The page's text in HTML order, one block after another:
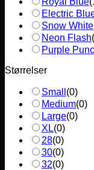
Electric
Snow White
Neon Flash(
Purple
Størrelser
Small (0)
Medium(0)
Large(0)
XL(0)
28(0)
30(0)
32(0)